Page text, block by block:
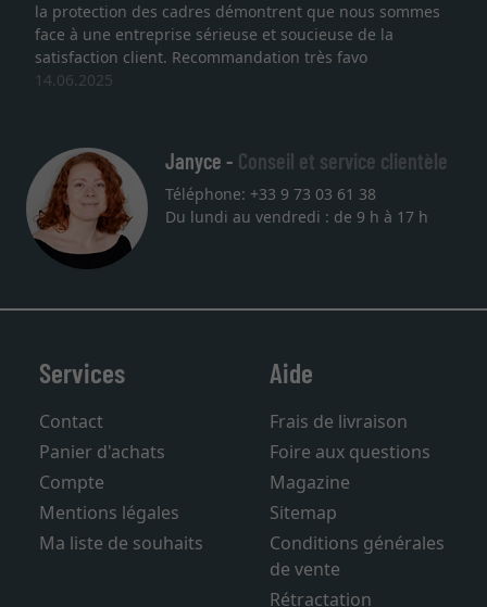
la protection des cadres démontrent que nous sommes
face à une entreprise sérieuse et soucieuse de la
satisfaction client. Recommandation très favo
14.06.2025
Janyce - Conseil et service clientèle
Téléphone: +33 9 73 03 61 38
Du lundi au vendredi : de 9 h à 17 h
Services
Contact
Panier d'achats
Compte
Mentions légales
Ma liste de souhaits
Aide
Frais de livraison
Foire aux questions
Magazine
Sitemap
Conditions générales
de vente
Rétractation